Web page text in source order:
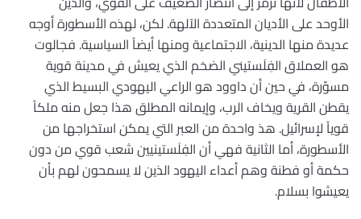
الأوحد على الأديان المتعددة الآلهة. لكن، لهذه الأسطورة أوجه
عديدة منها الدينية، الاجتماعية ومنها أيضاً السياسية. فجالوت
هو العملاق الفِلَستيني الضخم الذي يعيش في مدينة قوية
مسوّرة، في حين أن داوود هو الراعي اليهودي البسيط الذي
يقطن القرية ويخاف الرب، وإيمانه المطلق هذا جعل منه ملكاً
قوياً لإسرائيل. هذ واحدة من العبر التي يمكن استخراجها من
الأسطورة، أما الثانية فهي أن الفِلَستينيين شعب قوي من دون
حكمة أو فطنة وهم أعداء اليهود الذين لا يسمحون لهم بأن
يعيشوا بسلام.